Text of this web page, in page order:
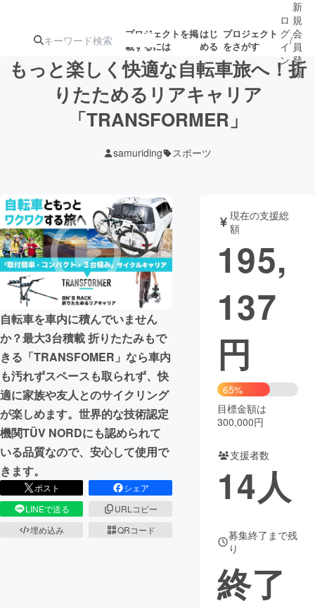
プロジェクトを掲
載するには
はじ
める
プロジェクト
をさがす
注目のリ 注目の新着プロ募集終了が近いプ
テクノロジー・ガジェット
映像・映画 書籍・雑誌
ビジネス・起業 チャレンジ
まちづくり・地域活性化
CAMPFIRE for Social Good
CAMPFIRE Creation
CAMPFIREふるさと納税machi-ya コミュニティ
ロ
グ
イ
ン
/
新
規
会
員
登
録
もっと楽しく快適な自転車旅へ！折
りたためるリアキャリア
「TRANSFORMER」
samuriding スポーツ
自転車を車内に積んでいません
か？最大3台積載 折りたたみもで
きる「TRANSFOMER」なら車内
も汚れずスペースも取られず、快
適に家族や友人とのサイクリング
が楽しめます。世界的な技術認定
機関TÜV NORDにも認められて
いる品質なので、安心して使用で
きます。
ポスト
シェア
LINEで送る
URLコピー
埋め込み
QRコード
現在の支援総
額
195,
137
円
65%
目標金額は
300,000円
支援者数
14人
募集終了まで残
り
終了